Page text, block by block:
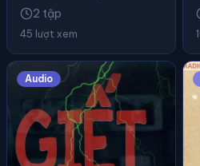
2 tập
45 lượt xem
Audio